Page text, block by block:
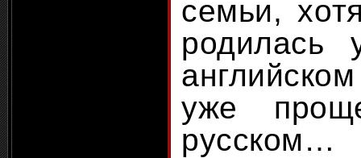
семьи,
уже
русском…